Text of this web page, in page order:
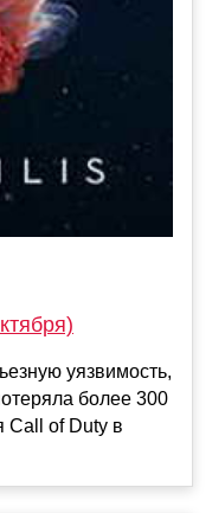
уязвимость,
более 300
Call of Duty в